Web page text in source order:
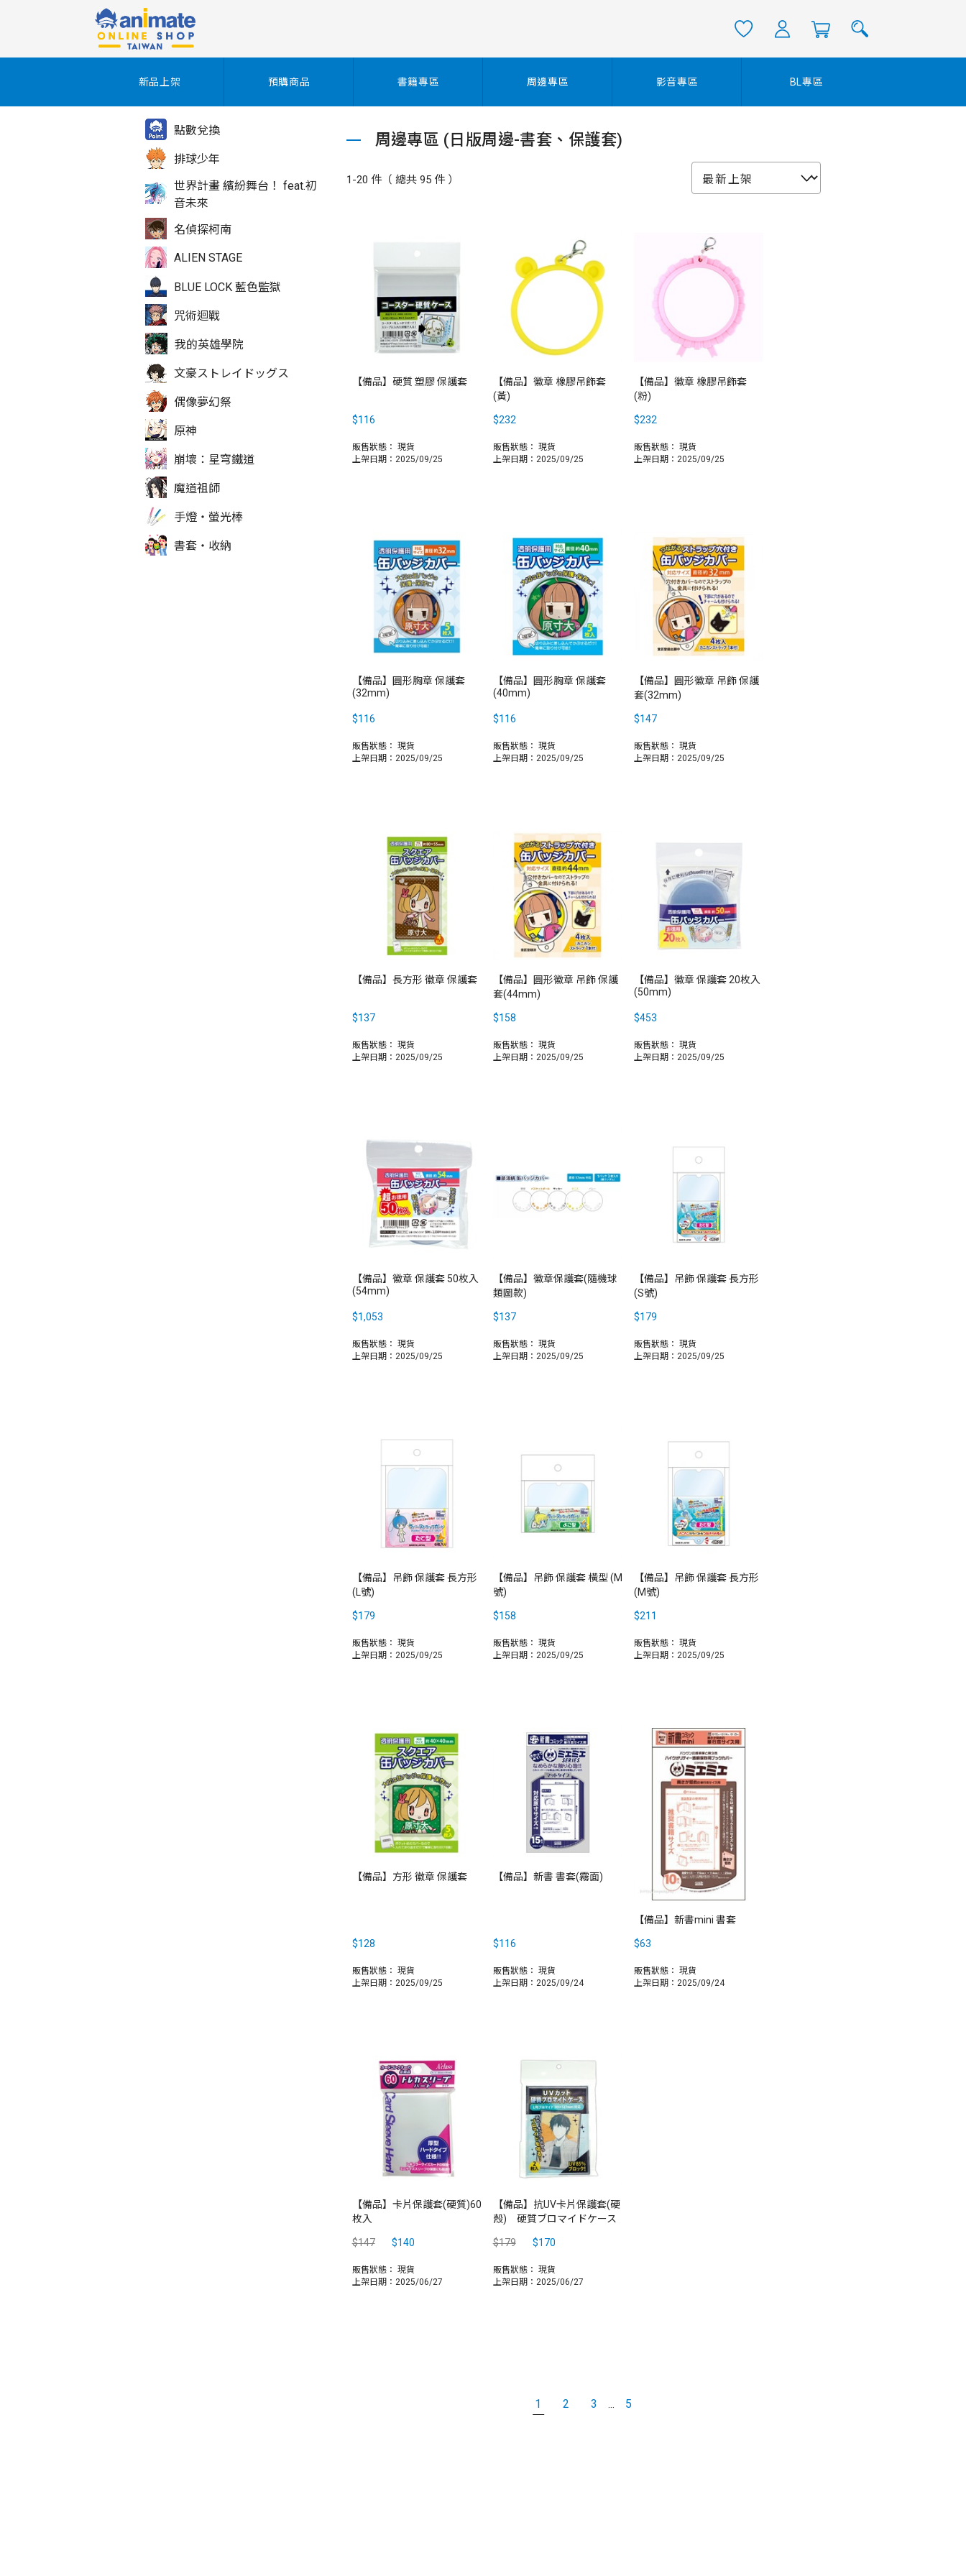
點數兌換
排球少年
世界計畫 繽紛舞台！ feat.初
音未來
名偵探柯南
ALIEN STAGE
BLUE LOCK 藍色監獄
咒術迴戰
我的英雄學院
文豪ストレイドッグス
偶像夢幻祭
原神
崩壞：星穹鐵道
魔道祖師
手燈‧螢光棒
書套‧收納
新品上架 預購商品 書籍專區 周邊專區 影音專區 BL專區
周邊專區 (日版周邊-書套、保護套)
1-20 件（ 總共 95 件 ）
【備品】硬質 塑膠 保護套
$116
販售狀態： 現貨
上架日期：2025/09/25
【備品】徽章 橡膠吊飾套
(黃)
$232
販售狀態： 現貨
上架日期：2025/09/25
【備品】徽章 橡膠吊飾套
(粉)
$232
販售狀態： 現貨
上架日期：2025/09/25
【備品】圓形胸章 保護套
(32mm)
$116
販售狀態： 現貨
上架日期：2025/09/25
【備品】圓形胸章 保護套
(40mm)
$116
販售狀態： 現貨
上架日期：2025/09/25
【備品】圓形徽章 吊飾 保護
套(32mm)
$147
販售狀態： 現貨
上架日期：2025/09/25
【備品】長方形 徽章 保護套
$137
販售狀態： 現貨
上架日期：2025/09/25
【備品】圓形徽章 吊飾 保護
套(44mm)
$158
販售狀態： 現貨
上架日期：2025/09/25
【備品】徽章 保護套 20枚入
(50mm)
$453
販售狀態： 現貨
上架日期：2025/09/25
【備品】徽章 保護套 50枚入
(54mm)
$1,053
販售狀態： 現貨
上架日期：2025/09/25
【備品】徽章保護套(隨機球
類圖款)
$137
販售狀態： 現貨
上架日期：2025/09/25
【備品】吊飾 保護套 長方形
(S號)
$179
販售狀態： 現貨
上架日期：2025/09/25
【備品】吊飾 保護套 長方形
(L號)
$179
販售狀態： 現貨
上架日期：2025/09/25
【備品】吊飾 保護套 橫型 (M
號)
$158
販售狀態： 現貨
上架日期：2025/09/25
【備品】吊飾 保護套 長方形
(M號)
$211
販售狀態： 現貨
上架日期：2025/09/25
【備品】方形 徽章 保護套
$128
販售狀態： 現貨
上架日期：2025/09/25
【備品】新書 書套(霧面)
$116
販售狀態： 現貨
上架日期：2025/09/24
【備品】新書mini 書套
$63
販售狀態： 現貨
上架日期：2025/09/24
【備品】卡片保護套(硬質)60
枚入
$147 $140
販售狀態： 現貨
上架日期：2025/06/27
【備品】抗UV卡片保護套(硬
殼) 硬質ブロマイドケース
$179 $170
販售狀態： 現貨
上架日期：2025/06/27
1 2 3 ... 5